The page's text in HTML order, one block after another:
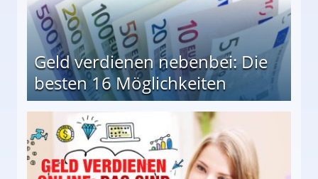
Geld verdienen nebenbei: Die
besten 16 Möglichkeiten